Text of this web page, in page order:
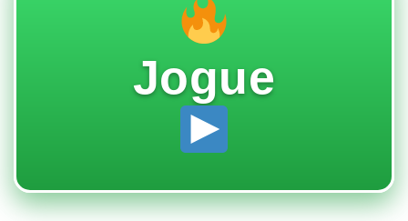
Jogue